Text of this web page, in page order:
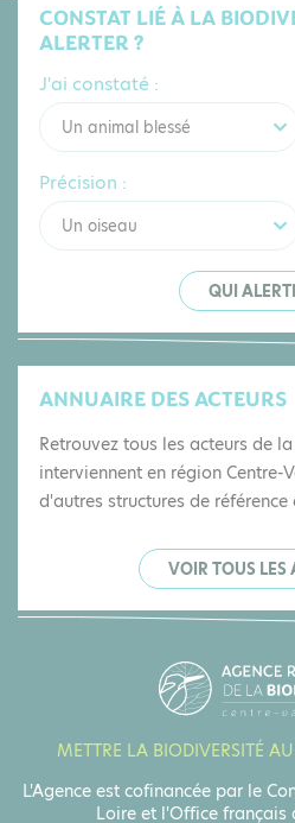
CONSTAT LIÉ À LA
ALERTER ?
J'ai constaté :
Un animal blessé
Précision :
Un oiseau
QUI
ANNUAIRE DES ACTEURS
Retrouvez tous les acteurs de
interviennent en région Centre-
d'autres structures de référence
VOIR TOUS LES
METTRE LA BIODIVERSITÉ
L'Agence est cofinancée par le
Loire et l'Office français